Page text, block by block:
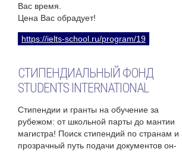
Вас время.
Цена Вас обрадует!
https://ielts-school.ru/program/19
СТИПЕНДИАЛЬНЫЙ ФОНД
STUDENTS INTERNATIONAL
Стипендии и гранты на обучение за
рубежом: от школьной парты до мантии
магистра! Поиск стипендий по странам и
прозрачный путь подачи документов он-